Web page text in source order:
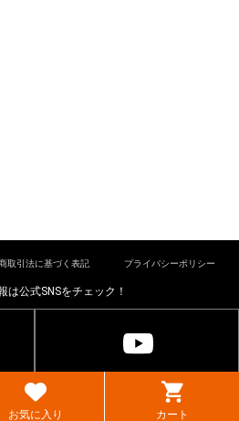
お気に入り カート
取引法に基づく表記 プライバシーポリシー
All rights reserved.
は公式SNSをチェック！